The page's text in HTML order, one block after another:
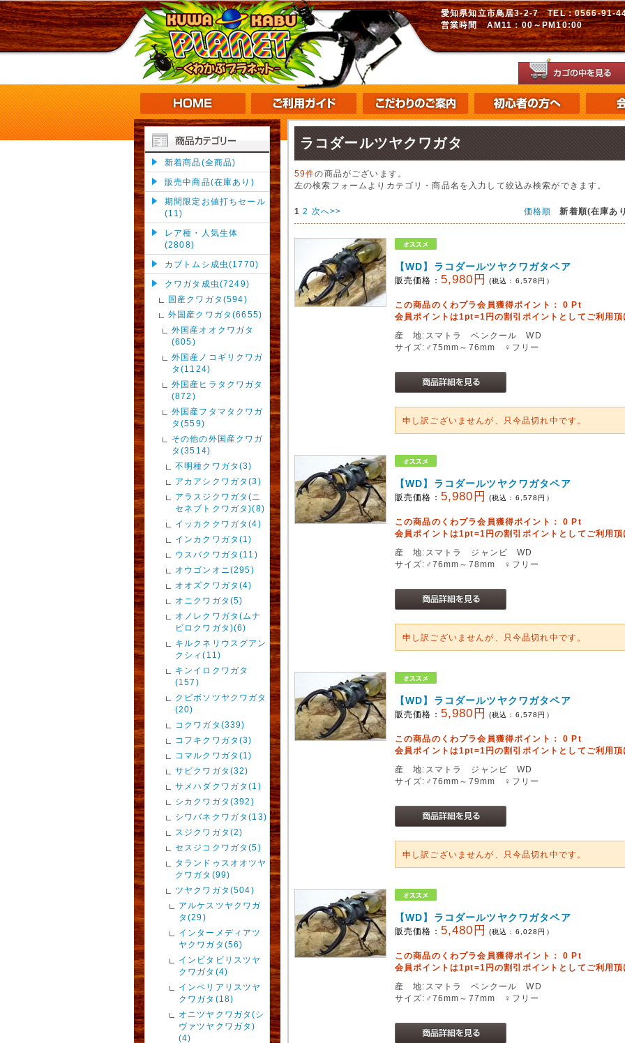
愛知県知立市鳥居3-2-7 TEL：0566-
営業時間 AM11：00～PM10:00
新着商品(全商品)
販売中商品(在庫あり)
期間限定お値打ちセール
(11)
レア種・人気生体
(2808)
カブトムシ成虫(1770)
クワガタ成虫(7249)
国産クワガタ(594)
外国産クワガタ(6655)
外国産オオクワガタ
(605)
外国産ノコギリクワガ
タ(1124)
外国産ヒラタクワガタ
(872)
外国産フタマタクワガ
タ(559)
その他の外国産クワガ
タ(3514)
不明種クワガタ(3)
アカアシクワガタ(3)
アラスジクワガタ(ニ
セネブトクワガタ)(8)
イッカククワガタ(4)
インカクワガタ(1)
ウスバクワガタ(11)
オウゴンオニ(295)
オオズクワガタ(4)
オニクワガタ(5)
オノレクワガタ(ムナ
ビロクワガタ)(6)
キルクネリウスグアン
クシィ(11)
キンイロクワガタ
(157)
クビボソツヤクワガタ
(20)
コクワガタ(339)
コフキクワガタ(3)
コマルクワガタ(1)
サビクワガタ(32)
サメハダクワガタ(1)
シカクワガタ(392)
シワバネクワガタ(13)
スジクワガタ(2)
セスジコクワガタ(5)
タランドゥスオオツヤ
クワガタ(99)
ツヤクワガタ(504)
アルケスツヤクワガ
タ(29)
インターメディアツ
ヤクワガタ(56)
インビタビリスツヤ
クワガタ(4)
インペリアリスツヤ
クワガタ(18)
オニツヤクワガタ(シ
ヴァツヤクワガタ)
(4)
ラコダールツヤクワガタ
59件の商品がございます。
左の検索フォームよりカテゴリ・商品名を入力して絞込み検索ができます。
価格順 新着順(在庫あ
1 2 次へ>>
【WD】ラコダールツヤクワガタペア
販売価格： 5,980円 (税込： 6,578 円）
この商品のくわプラ会員獲得ポイント：0 Pt
会員ポイントは1pt=1円の割引ポイントとしてご利用頂
産 地:スマトラ ベンクール WD
サイズ:♂75mm～76mm ♀フリー
申し訳ございませんが、只今品切れ中です。
【WD】ラコダールツヤクワガタペア
販売価格： 5,980円 (税込： 6,578 円）
この商品のくわプラ会員獲得ポイント：0 Pt
会員ポイントは1pt=1円の割引ポイントとしてご利用頂
産 地:スマトラ ジャンビ WD
サイズ:♂76mm～78mm ♀フリー
申し訳ございませんが、只今品切れ中です。
【WD】ラコダールツヤクワガタペア
販売価格： 5,980円 (税込： 6,578 円）
この商品のくわプラ会員獲得ポイント：0 Pt
会員ポイントは1pt=1円の割引ポイントとしてご利用頂
産 地:スマトラ ジャンビ WD
サイズ:♂76mm～79mm ♀フリー
申し訳ございませんが、只今品切れ中です。
【WD】ラコダールツヤクワガタペア
販売価格： 5,480円 (税込： 6,028 円）
この商品のくわプラ会員獲得ポイント：0 Pt
会員ポイントは1pt=1円の割引ポイントとしてご利用頂
産 地:スマトラ ベンクール WD
サイズ:♂76mm～77mm ♀フリー